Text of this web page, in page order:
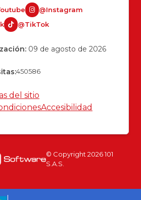
@Instagram
@TikTok
09 de agosto de 2026
450586
del sitio
Accesibilidad
© Copyright2026101
S.A.S.